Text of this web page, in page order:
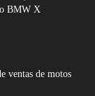
BMW X
ventas de motos